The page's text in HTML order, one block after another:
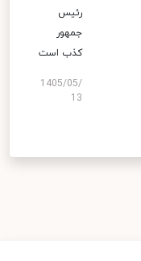
رئیس
جمهور
کذب است
1405/05/
13